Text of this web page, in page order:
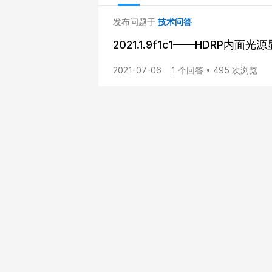
发布问题于 技术问答
2021.1.9f1c1——HDRP内面光源
2021-07-06 1 个回答 • 495 次浏览